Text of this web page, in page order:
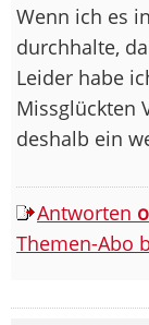
Wenn ich es
durchhalte,
Leider habe
Missglückten
deshalb ein
Antworten
Themen-Abo